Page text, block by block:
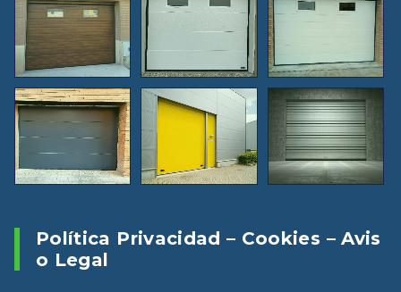
Política Privacidad – Cookies – Avis
O Legal